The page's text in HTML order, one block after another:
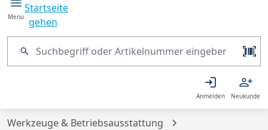
Menü
Anmelden Neukunde
Werkzeuge & Betriebsausstattung